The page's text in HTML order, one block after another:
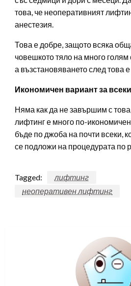
това, че неоперативният
анестезия.
Това е добре, защото всяка
човешкото тяло на много голям
а възстановяването след това
Икономичен вариант за
Няма как да не завършим с
лифтинг е много по-
бъде по джоба на почти всеки,
се подложи на процедурата по
Tagged:
лифтинг
неоперативен лифтинг